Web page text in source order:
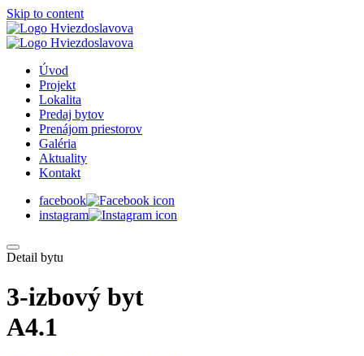
Skip to content
Úvod
Projekt
Lokalita
Predaj bytov
Prenájom priestorov
Galéria
Aktuality
Kontakt
facebook
instagram
Detail bytu
3-izbový byt
A4.1